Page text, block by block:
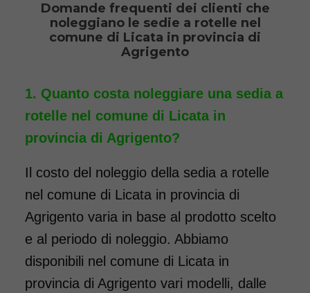
di 7 giorni a partire da 76 euro.
Consegniamo a domicilio in
tutta Italia, contattaci per
COSTO NOLEGGIO
da 76,01€
SCHEDA COMPLETA
Noleggio Carrozzina
pieghevole transito - Con
reggigambe - Seduta 40
Domande frequenti dei clienti che
noleggiano le sedie a rotelle nel
comune di Licata in provincia di
Agrigento
Quanto costa noleggiare una sedia a
rotelle nel comune di Licata in
provincia di Agrigento?
Il costo del noleggio della sedia a rotelle
nel comune di Licata in provincia di
Agrigento varia in base al prodotto scelto
e al periodo di noleggio. Abbiamo
disponibili nel comune di Licata in
provincia di Agrigento vari modelli, dalle